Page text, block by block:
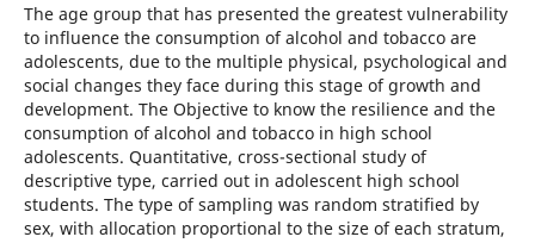
The age group that has presented the greatest vulnerability
to influence the consumption of alcohol and tobacco are
adolescents, due to the multiple physical, psychological and
social changes they face during this stage of growth and
development. The Objective to know the resilience and the
consumption of alcohol and tobacco in high school
adolescents. Quantitative, cross-sectional study of
descriptive type, carried out in adolescent high school
students. The type of sampling was random stratified by
sex, with allocation proportional to the size of each stratum,